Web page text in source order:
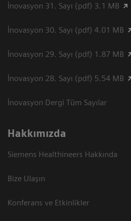
İnovasyon 31. Sayı (pdf) 3.1 MB
İnovasyon 30. Sayı (pdf) 4.01 MB
İnovasyon 29. Sayı (pdf) 1.87 MB
İnovasyon 28. Sayı (pdf) 5.54 MB
İnovasyon Dergi Tüm Sayılar
Hakkımızda
Siemens Healthineers Hakkında
Bize Ulaşın
Konferans ve Etkinlikler